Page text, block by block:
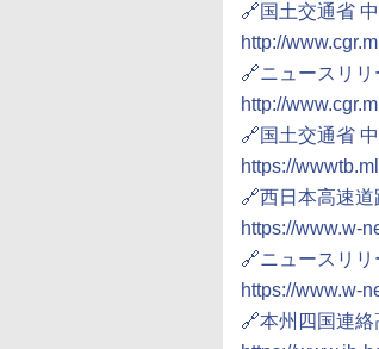
🔗国土交通省
http://
🔗ニュースリリ
http://
🔗国土交通省
https://
🔗西日本高速
https://www.w-
🔗ニュースリリ
https://www.w-
🔗本州四国連